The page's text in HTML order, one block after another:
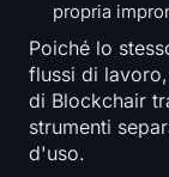
propria
Poiché lo
flussi di
di Blockchair
strumenti
d'uso.